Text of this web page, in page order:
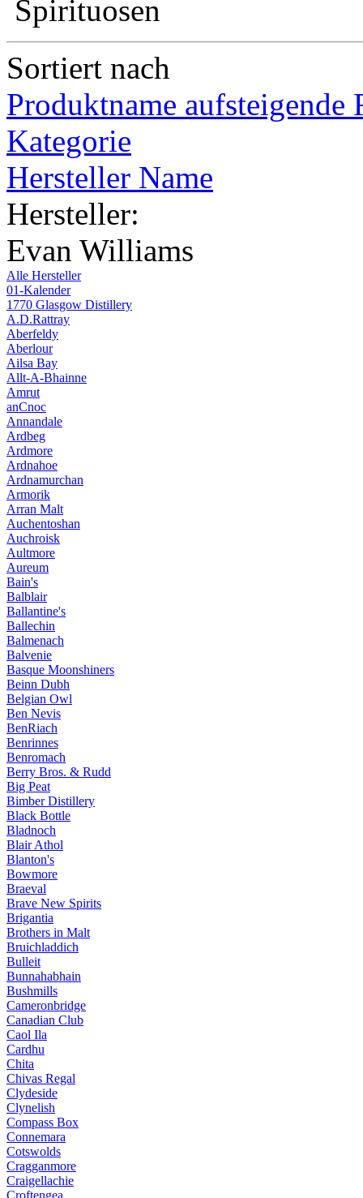
Sortiert nach
Produktname aufsteigende
Kategorie
Hersteller Name
Hersteller:
Evan Williams
Alle Hersteller
01-Kalender
1770 Glasgow Distillery
A.D.Rattray
Aberfeldy
Aberlour
Ailsa Bay
Allt-A-Bhainne
Amrut
anCnoc
Annandale
Ardbeg
Ardmore
Ardnahoe
Ardnamurchan
Armorik
Arran Malt
Auchentoshan
Auchroisk
Aultmore
Aureum
Bain's
Balblair
Ballantine's
Ballechin
Balmenach
Balvenie
Basque Moonshiners
Beinn Dubh
Belgian Owl
Ben Nevis
BenRiach
Benrinnes
Benromach
Berry Bros. & Rudd
Big Peat
Bimber Distillery
Black Bottle
Bladnoch
Blair Athol
Blanton's
Bowmore
Braeval
Brave New Spirits
Brigantia
Brothers in Malt
Bruichladdich
Bulleit
Bunnahabhain
Bushmills
Cameronbridge
Canadian Club
Caol Ila
Cardhu
Chita
Chivas Regal
Clydeside
Clynelish
Compass Box
Connemara
Cotswolds
Cragganmore
Craigellachie
Croftengea